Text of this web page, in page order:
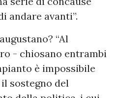
andare avanti”.
“Al
- chiosano entrambi
è impossibile
sostegno del